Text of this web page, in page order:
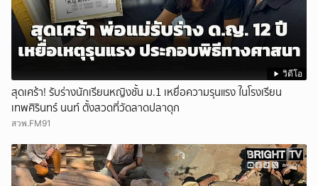
วิดีโอ
สุดเศร้า! รับร่างนักเรียนหญิงชั้น ม.1 เหยื่อความรุนแรง ในโรงเรียน
เทพศิรินทร์ นนท์ ตั้งสวดที่วัดลาดปลาดุก
สวพ.FM91